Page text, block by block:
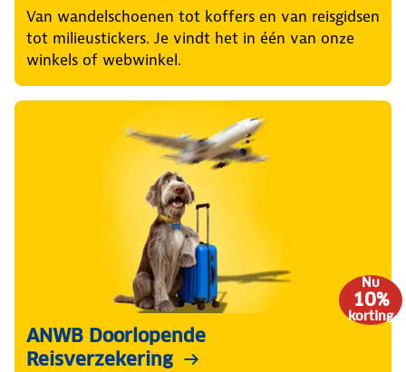
Van wandelschoenen tot koffers en van reisgidsen
tot milieustickers. Je vindt het in één van onze
winkels of webwinkel.
Nu
10%
korting
ANWB Doorlopende
Reisverzekering